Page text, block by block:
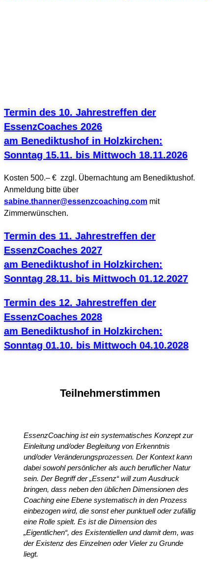
Termin des 10. Jahrestreffen der
EssenzCoaches 2026
am Benediktushof in Holzkirchen:
Sonntag 15.11. bis Mittwoch 18.11.2026
Kosten 500.– € zzgl. Übernachtung am Benediktushof.
Anmeldung bitte über
sabine.thanner@essenzcoaching.com mit
Zimmerwünschen.
Termin des 11. Jahrestreffen der
EssenzCoaches 2027
am Benediktushof in Holzkirchen:
Sonntag 28.11. bis Mittwoch 01.12.2027
Termin des 12. Jahrestreffen der
EssenzCoaches 2028
am Benediktushof in Holzkirchen:
Sonntag 01.10. bis Mittwoch 04.10.2028
Teilnehmerstimmen
EssenzCoaching ist ein systematisches Konzept zur
Einleitung und/oder Begleitung von Erkenntnis
und/oder Veränderungsprozessen. Der Kontext kann
dabei sowohl persönlicher als auch beruflicher Natur
sein. Der Begriff der „Essenz“ will zum Ausdruck
bringen, dass neben den üblichen Dimensionen des
Coaching eine Ebene systematisch in den Prozess
einbezogen wird, die sonst eher punktuell oder zufällig
eine Rolle spielt. Es ist die Dimension des
„Eigentlichen“, des Existentiellen und damit dem, was
der Existenz des Einzelnen oder Vieler zu Grunde
liegt.